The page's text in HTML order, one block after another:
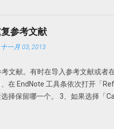
中文就是中文，英文就是英文
看。出来的结果如下 从这个搜索
堂——小学教师的课堂管理」，其
以关键词「evertson,c emmer,e
是 Vanderbilt University 教授，教
ProgLeadership.html）。 简
多有用的信息，在此不多说了。
参考文献
十一月 03, 2013
文献。有时在导入参考文献或者
在 EndNote 工具条依次打开「
择保留哪一个。 3、如果选择「
题目一样即可认为是一样的参考